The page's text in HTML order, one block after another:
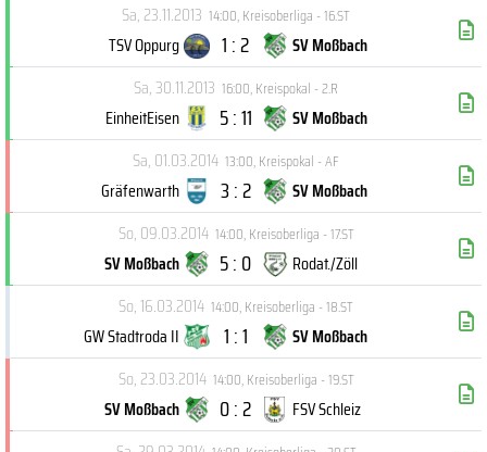
Sa, 23.11.2013 14:00,Kreisoberliga - 16.ST
TSV Oppurg 1 : 2
SV Moßbach
Sa, 30.11.2013 16:00,Kreispokal - 2.R
EinheitEisen 5 : 11
SV Moßbach
Sa, 01.03.2014 13:00,Kreispokal - AF
Gräfenwarth 3 : 2
SV Moßbach
So, 09.03.2014 14:00,Kreisoberliga - 17.ST
SV Moßbach 5 : 0
Rodat./Zöll
So, 16.03.2014 14:00,Kreisoberliga - 18.ST
GW Stadtroda II 1 : 1
SV Moßbach
So, 23.03.2014 14:00,Kreisoberliga - 19.ST
SV Moßbach 0 : 2
FSV Schleiz